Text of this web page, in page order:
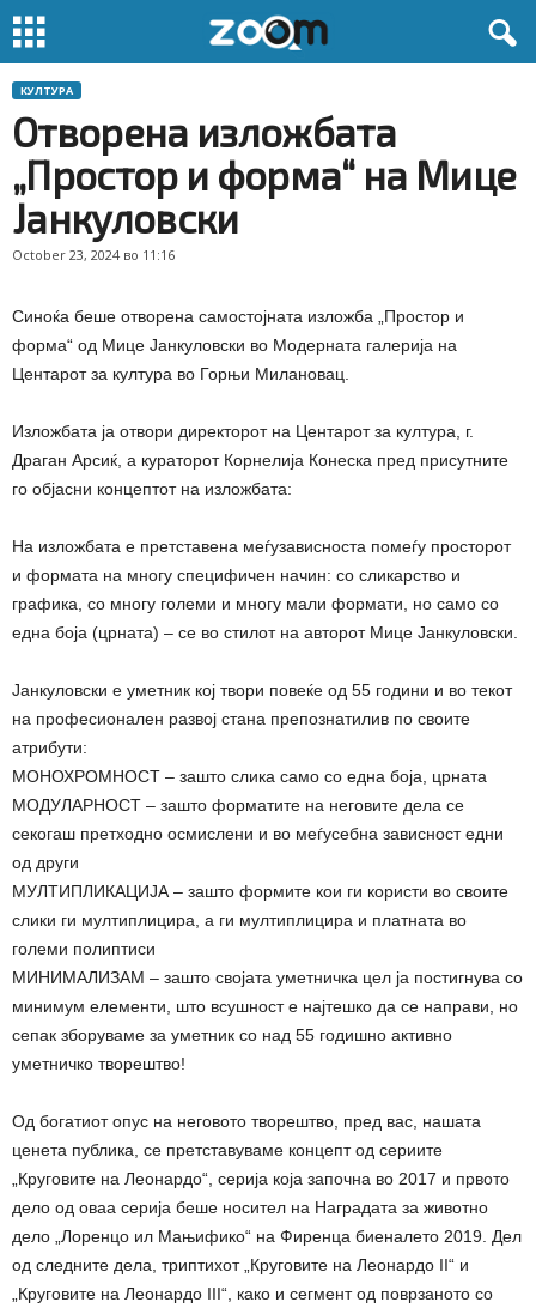
КУЛТУРА
Отворена изложбата
„Простор и форма“ на Мице
Јанкуловски
October 23, 2024 во 11:16
Синоќа беше отворена самостојната изложба „Простор и
форма“ од Мице Јанкуловски во Модерната галерија на
Центарот за култура во Горњи Милановац.
Изложбата ја отвори директорот на Центарот за култура, г.
Драган Арсиќ, а кураторот Корнелија Конеска пред присутните
го објасни концептот на изложбата:
На изложбата е претставена меѓузависноста помеѓу просторот
и формата на многу специфичен начин: со сликарство и
графика, со многу големи и многу мали формати, но само со
една боја (црната) – се во стилот на авторот Мице Јанкуловски.
Јанкуловски е уметник кој твори повеќе од 55 години и во текот
на професионален развој стана препознатилив по своите
атрибути:
МОНОХРОМНОСТ – зашто слика само со една боја, црната
МОДУЛАРНОСТ – зашто форматите на неговите дела се
секогаш претходно осмислени и во меѓусебна зависност едни
од други
МУЛТИПЛИКАЦИЈА – зашто формите кои ги користи во своите
слики ги мултиплицира, а ги мултиплицира и платната во
големи полиптиси
МИНИМАЛИЗАМ – зашто својата уметничка цел ја постигнува со
минимум елементи, што всушност е најтешко да се направи, но
сепак зборуваме за уметник со над 55 годишно активно
уметничко творештво!
Од богатиот опус на неговото творештво, пред вас, нашата
ценета публика, се претставуваме концепт од сериите
„Круговите на Леонардо“, серија која започна во 2017 и првото
дело од оваа серија беше носител на Наградата за животно
дело „Лоренцо ил Мањифико“ на Фиренца биеналето 2019. Дел
од следните дела, триптихот „Круговите на Леонардо II“ и
„Круговите на Леонардо III“, како и сегмент од поврзаното со